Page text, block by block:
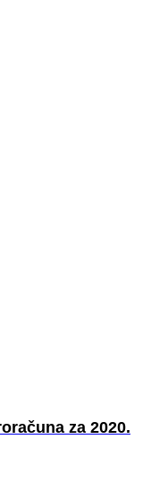
za 2020.